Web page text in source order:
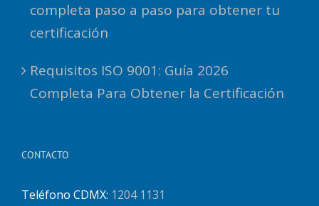
completa paso a paso para obtener tu
certificación
Requisitos ISO 9001: Guía 2026
Completa Para Obtener la Certificación
CONTACTO
Teléfono CDMX: 1204 1131